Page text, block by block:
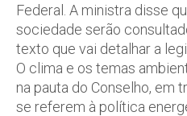
Federal. A ministra disse
sociedade serão
texto que vai detalhar a
O clima e os temas
na pauta do Conselho, em
se referem à política